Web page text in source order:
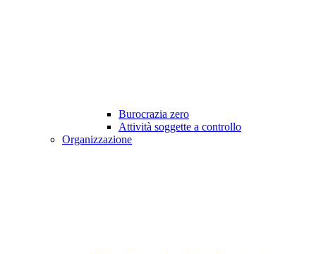
Burocrazia zero
Attività soggette a controllo
Organizzazione